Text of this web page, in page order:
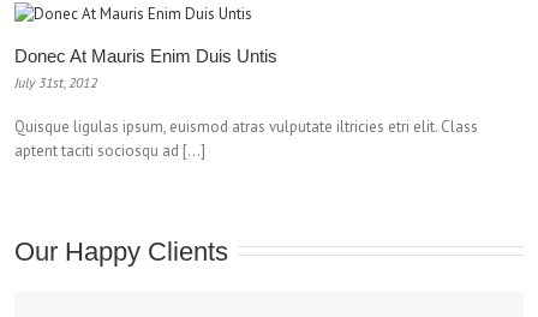
Donec At Mauris Enim Duis Untis
July 31st, 2012
Quisque ligulas ipsum, euismod atras vulputate iltricies etri elit. Class
aptent taciti sociosqu ad […]
Our Happy Clients